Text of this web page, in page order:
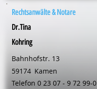
Rechtsanwälte & Notare
Dr.Tina
Kohring
Bahnhofstr. 13
59174 Kamen
Telefon 0 23 07 - 9 72 99-0